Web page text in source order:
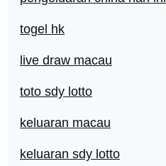
togel hk
live draw macau
toto sdy lotto
keluaran macau
keluaran sdy lotto